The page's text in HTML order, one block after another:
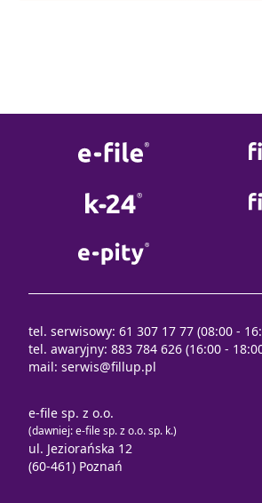
tel. serwisowy: 61 307 17 77 (08:00 -
tel. awaryjny: 883 784 626 (16:00 -
mail: serwis@fillup.pl
e-file sp. z o.o.
(dawniej: e-file sp. z o.o. sp. k.)
ul. Jeziorańska 12
(60-461) Poznań